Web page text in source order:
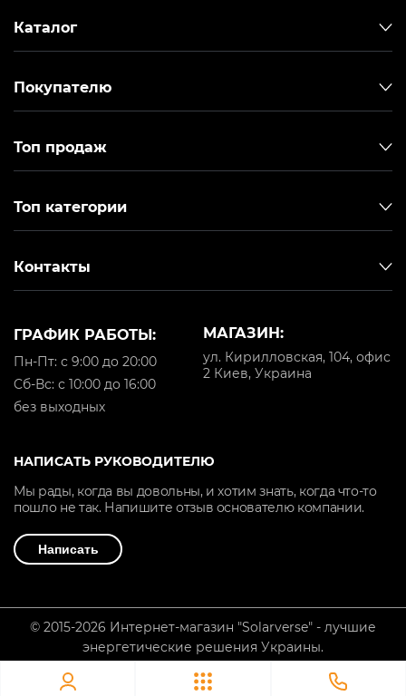
Каталог
Покупателю
Топ продаж
Топ категории
Контакты
МАГАЗИН:
ул. Кирилловская, 104, офис
2 Киев, Украина
ГРАФИК РАБОТЫ:
Пн-Пт: с 9:00 до 20:00
Cб-Вс: с 10:00 до 16:00
без выходных
НАПИСАТЬ РУКОВОДИТЕЛЮ
Мы рады, когда вы довольны, и хотим знать, когда что-то
пошло не так. Напишите отзыв основателю компании.
Написать
© 2015-2026 Интернет-магазин "Solarverse" - лучшие
энергетические решения Украины.